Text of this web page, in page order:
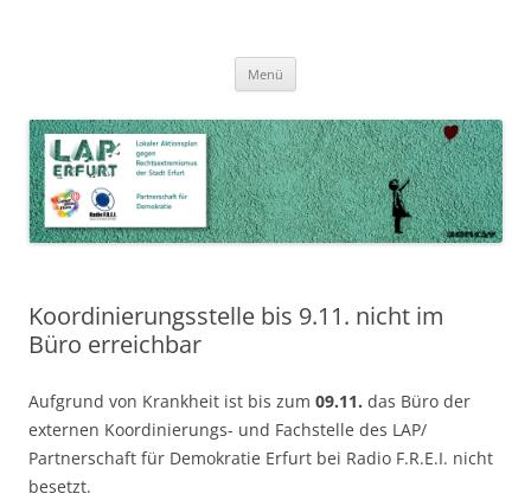
Lokaler Aktionsplan gegen Rechtsextremismus der Stadt Erfurt – Zur
Stärkung der Vielfalt, Toleranz und Demokratie
Menü
Koordinierungsstelle bis 9.11. nicht im
Büro erreichbar
Aufgrund von Krankheit ist bis zum 09.11. das Büro der
externen Koordinierungs- und Fachstelle des LAP/
Partnerschaft für Demokratie Erfurt bei Radio F.R.E.I. nicht
besetzt.